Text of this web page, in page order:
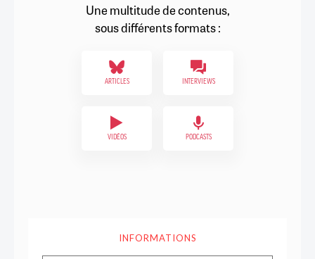
Une multitude de contenus,
sous différents formats :
ARTICLES INTERVIEWS
VIDÉOS PODCASTS